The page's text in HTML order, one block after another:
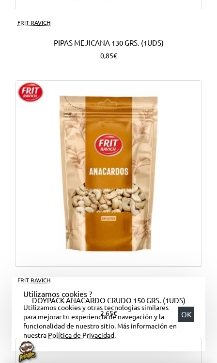
Utilizamos cookies ?
Utilizamos cookies y otras tecnologías similares
para mejorar tu experiencia de navegación y la
funcionalidad de nuestro sitio. Más información en
nuestra Política de Privacidad.
OK
FRIT RAVICH
PIPAS MEJICANA 130 GRS. (1UDS)
0,85€
FRIT RAVICH
DOYPACK ANACARDO CRUDO 150 GRS. (1UDS)
2,65€